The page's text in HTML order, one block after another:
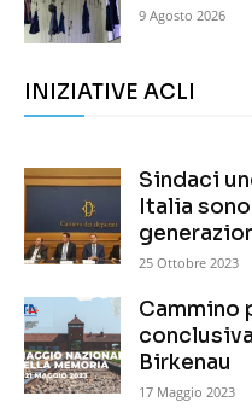
9 Agosto 2026
INIZIATIVE ACLI
Sindaci
Italia
25 Ottobre 2023
Cammino
Birkenau
17 Maggio 2023